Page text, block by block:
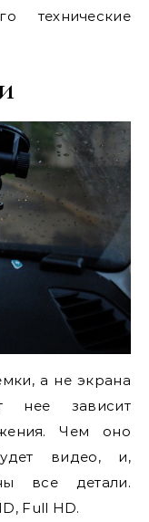
технические
а не экрана
нее зависит
Чем оно
видео, и,
все детали.
Full HD.